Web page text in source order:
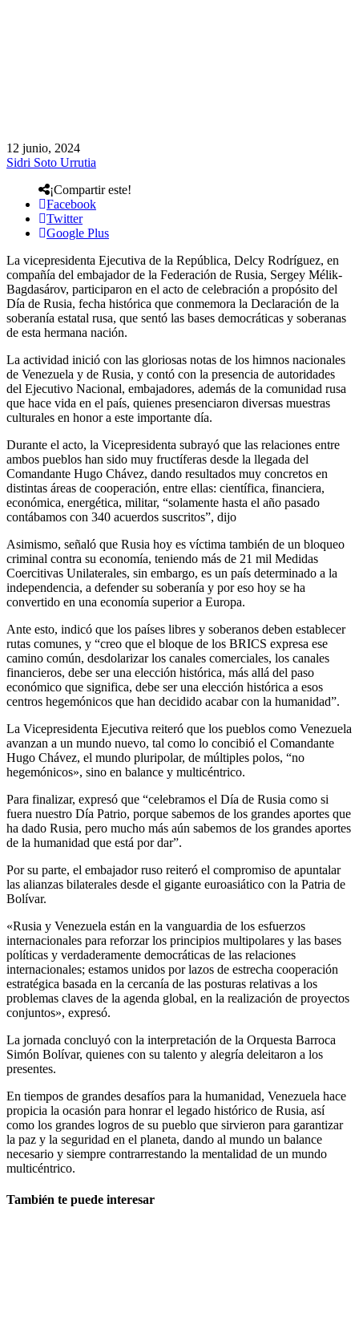
12 junio, 2024
Sidri Soto Urrutia
¡Compartir este!
Facebook
Twitter
Google Plus
La vicepresidenta Ejecutiva de la República, Delcy Rodríguez, en
compañía del embajador de la Federación de Rusia, Sergey Mélik-
Bagdasárov, participaron en el acto de celebración a propósito del
Día de Rusia, fecha histórica que conmemora la Declaración de la
soberanía estatal rusa, que sentó las bases democráticas y soberanas
de esta hermana nación.
La actividad inició con las gloriosas notas de los himnos nacionales
de Venezuela y de Rusia, y contó con la presencia de autoridades
del Ejecutivo Nacional, embajadores, además de la comunidad rusa
que hace vida en el país, quienes presenciaron diversas muestras
culturales en honor a este importante día.
Durante el acto, la Vicepresidenta subrayó que las relaciones entre
ambos pueblos han sido muy fructíferas desde la llegada del
Comandante Hugo Chávez, dando resultados muy concretos en
distintas áreas de cooperación, entre ellas: científica, financiera,
económica, energética, militar, “solamente hasta el año pasado
contábamos con 340 acuerdos suscritos”, dijo
Asimismo, señaló que Rusia hoy es víctima también de un bloqueo
criminal contra su economía, teniendo más de 21 mil Medidas
Coercitivas Unilaterales, sin embargo, es un país determinado a la
independencia, a defender su soberanía y por eso hoy se ha
convertido en una economía superior a Europa.
Ante esto, indicó que los países libres y soberanos deben establecer
rutas comunes, y “creo que el bloque de los BRICS expresa ese
camino común, desdolarizar los canales comerciales, los canales
financieros, debe ser una elección histórica, más allá del paso
económico que significa, debe ser una elección histórica a esos
centros hegemónicos que han decidido acabar con la humanidad”.
La Vicepresidenta Ejecutiva reiteró que los pueblos como Venezuela
avanzan a un mundo nuevo, tal como lo concibió el Comandante
Hugo Chávez, el mundo pluripolar, de múltiples polos, “no
hegemónicos», sino en balance y multicéntrico.
Para finalizar, expresó que “celebramos el Día de Rusia como si
fuera nuestro Día Patrio, porque sabemos de los grandes aportes que
ha dado Rusia, pero mucho más aún sabemos de los grandes aportes
de la humanidad que está por dar”.
Por su parte, el embajador ruso reiteró el compromiso de apuntalar
las alianzas bilaterales desde el gigante euroasiático con la Patria de
Bolívar.
«Rusia y Venezuela están en la vanguardia de los esfuerzos
internacionales para reforzar los principios multipolares y las bases
políticas y verdaderamente democráticas de las relaciones
internacionales; estamos unidos por lazos de estrecha cooperación
estratégica basada en la cercanía de las posturas relativas a los
problemas claves de la agenda global, en la realización de proyectos
conjuntos», expresó.
La jornada concluyó con la interpretación de la Orquesta Barroca
Simón Bolívar, quienes con su talento y alegría deleitaron a los
presentes.
En tiempos de grandes desafíos para la humanidad, Venezuela hace
propicia la ocasión para honrar el legado histórico de Rusia, así
como los grandes logros de su pueblo que sirvieron para garantizar
la paz y la seguridad en el planeta, dando al mundo un balance
necesario y siempre contrarrestando la mentalidad de un mundo
multicéntrico.
También te puede interesar